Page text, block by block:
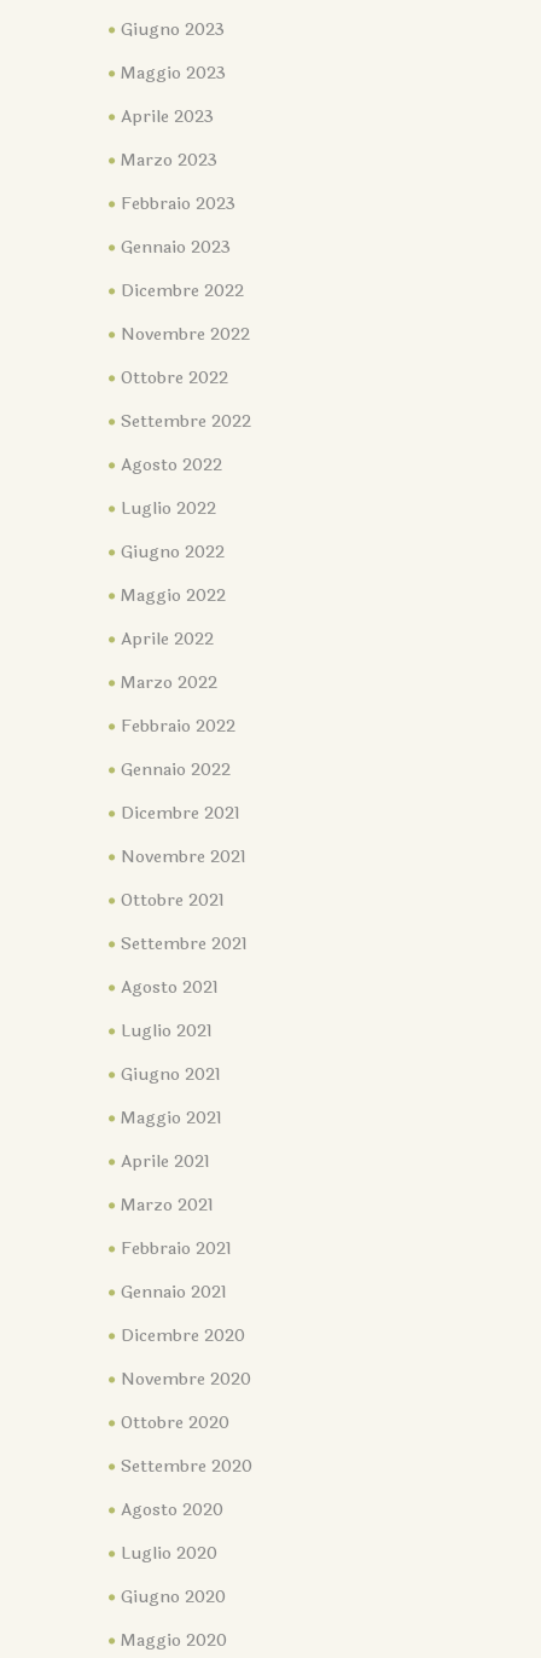
Giugno 2023
Maggio 2023
Aprile 2023
Marzo 2023
Febbraio 2023
Gennaio 2023
Dicembre 2022
Novembre 2022
Ottobre 2022
Settembre 2022
Agosto 2022
Luglio 2022
Giugno 2022
Maggio 2022
Aprile 2022
Marzo 2022
Febbraio 2022
Gennaio 2022
Dicembre 2021
Novembre 2021
Ottobre 2021
Settembre 2021
Agosto 2021
Luglio 2021
Giugno 2021
Maggio 2021
Aprile 2021
Marzo 2021
Febbraio 2021
Gennaio 2021
Dicembre 2020
Novembre 2020
Ottobre 2020
Settembre 2020
Agosto 2020
Luglio 2020
Giugno 2020
Maggio 2020